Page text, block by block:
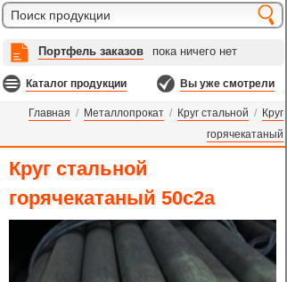
Портфель заказов пока ничего нет
Каталог продукции Вы уже смотрели
Главная / Металлопрокат / Круг стальной / Круг
горячекатаный
Круг стальной
горячекатаный 50с2а